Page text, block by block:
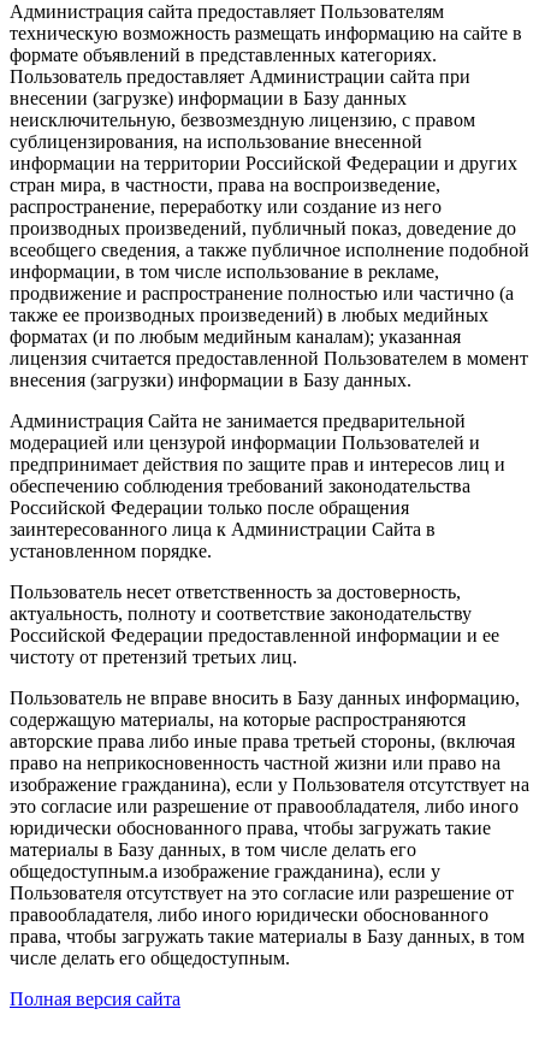
Администрация сайта предоставляет Пользователям
техническую возможность размещать информацию на сайте в
формате объявлений в представленных категориях.
Пользователь предоставляет Администрации сайта при
внесении (загрузке) информации в Базу данных
неисключительную, безвозмездную лицензию, с правом
сублицензирования, на использование внесенной
информации на территории Российской Федерации и других
стран мира, в частности, права на воспроизведение,
распространение, переработку или создание из него
производных произведений, публичный показ, доведение до
всеобщего сведения, а также публичное исполнение подобной
информации, в том числе использование в рекламе,
продвижение и распространение полностью или частично (а
также ее производных произведений) в любых медийных
форматах (и по любым медийным каналам); указанная
лицензия считается предоставленной Пользователем в момент
внесения (загрузки) информации в Базу данных.
Администрация Сайта не занимается предварительной
модерацией или цензурой информации Пользователей и
предпринимает действия по защите прав и интересов лиц и
обеспечению соблюдения требований законодательства
Российской Федерации только после обращения
заинтересованного лица к Администрации Сайта в
установленном порядке.
Пользователь несет ответственность за достоверность,
актуальность, полноту и соответствие законодательству
Российской Федерации предоставленной информации и ее
чистоту от претензий третьих лиц.
Пользователь не вправе вносить в Базу данных информацию,
содержащую материалы, на которые распространяются
авторские права либо иные права третьей стороны, (включая
право на неприкосновенность частной жизни или право на
изображение гражданина), если у Пользователя отсутствует на
это согласие или разрешение от правообладателя, либо иного
юридически обоснованного права, чтобы загружать такие
материалы в Базу данных, в том числе делать его
общедоступным.а изображение гражданина), если у
Пользователя отсутствует на это согласие или разрешение от
правообладателя, либо иного юридически обоснованного
права, чтобы загружать такие материалы в Базу данных, в том
числе делать его общедоступным.
Полная версия сайта